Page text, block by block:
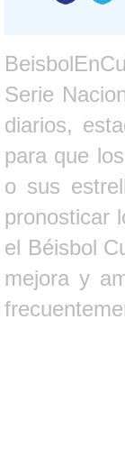
Serie
diarios,
para que
o sus
pronosticar
el Béisbol
mejora y